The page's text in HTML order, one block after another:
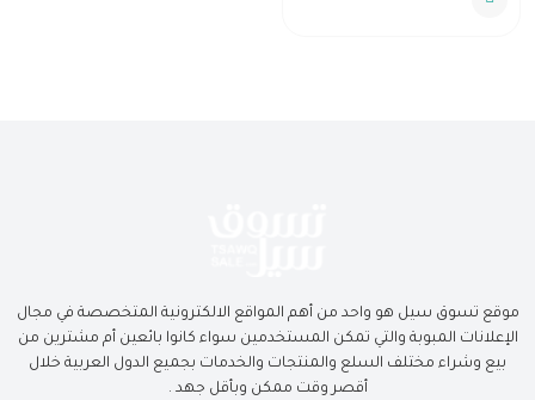
موقع تسوق سيل هو واحد من أهم المواقع الالكترونية المتخصصة في مجال
الإعلانات المبوبة والتي تمكن المستخدمين سواء كانوا بائعين أم مشترين من
بيع وشراء مختلف السلع والمنتجات والخدمات بجميع الدول العربية خلال
أقصر وقت ممكن وبأقل جهد .